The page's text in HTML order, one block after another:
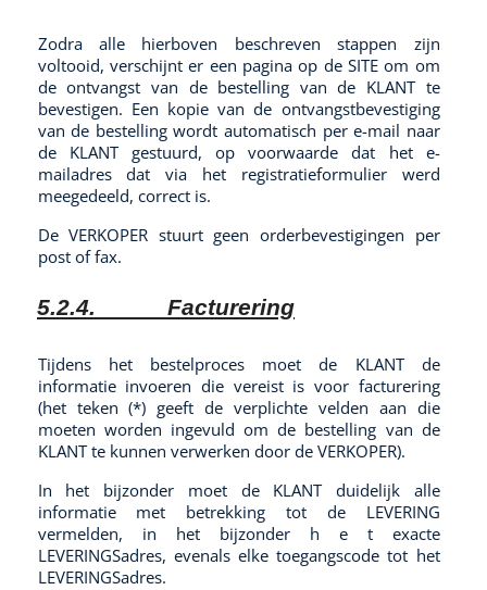
Zodra alle hierboven beschreven stappen zijn
voltooid, verschijnt er een pagina op de SITE om om
de ontvangst van de bestelling van de KLANT te
bevestigen. Een kopie van de ontvangstbevestiging
van de bestelling wordt automatisch per e-mail naar
de KLANT gestuurd, op voorwaarde dat het e-
mailadres dat via het registratieformulier werd
meegedeeld, correct is.
De VERKOPER stuurt geen orderbevestigingen per
post of fax.
5.2.4. Facturering
Tijdens het bestelproces moet de KLANT de
informatie invoeren die vereist is voor facturering
(het teken (*) geeft de verplichte velden aan die
moeten worden ingevuld om de bestelling van de
KLANT te kunnen verwerken door de VERKOPER).
In het bijzonder moet de KLANT duidelijk alle
informatie met betrekking tot de LEVERING
vermelden, in het bijzonder h e t exacte
LEVERINGSadres, evenals elke toegangscode tot het
LEVERINGSadres.